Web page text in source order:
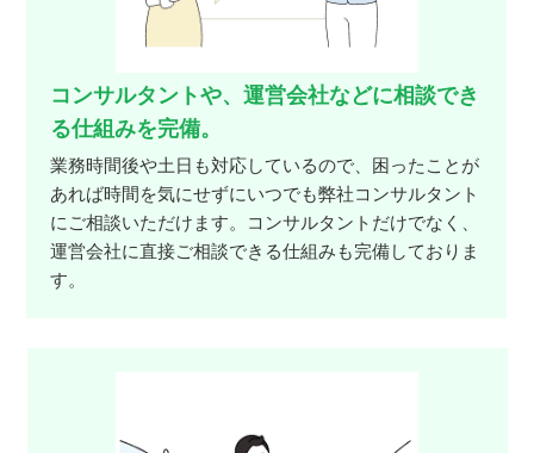
コンサルタントや、運営会社などに相談でき
る仕組みを完備。
業務時間後や土日も対応しているので、困ったことが
あれば時間を気にせずにいつでも弊社コンサルタント
にご相談いただけます。コンサルタントだけでなく、
運営会社に直接ご相談できる仕組みも完備しておりま
す。